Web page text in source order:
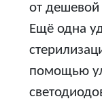
от дешевой
Ещё одна
помощью